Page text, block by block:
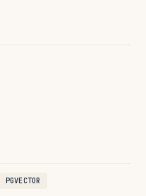
PGVECTOR